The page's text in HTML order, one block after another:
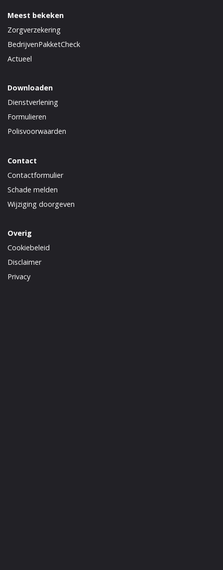
Meest bekeken
Zorgverzekering
BedrijvenPakketCheck
Actueel
Downloaden
Dienstverlening
Formulieren
Polisvoorwaarden
Contact
Contactformulier
Schade melden
Wijziging doorgeven
Overig
Cookiebeleid
Disclaimer
Privacy